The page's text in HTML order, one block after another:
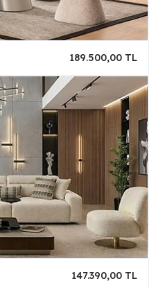
189.500,00 TL
147.390,00 TL